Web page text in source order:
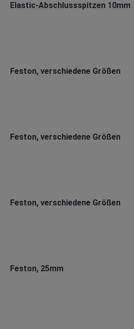
Elastic-Abschlussspitzen 10mm
Feston, verschiedene Größen
Feston, verschiedene Größen
Feston, verschiedene Größen
Feston, 25mm